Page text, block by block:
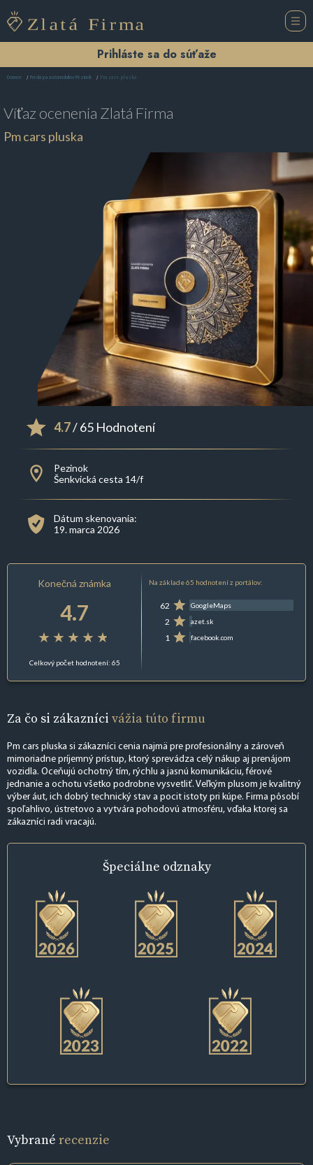
Prihláste sa do súťaže
Domov Predajca automobilov Pezinok Pm cars pluska
Víťaz ocenenia Zlatá Firma
Pm cars pluska
4.7/ 65 Hodnotení
Pezinok
Šenkvická cesta 14/f
Dátum skenovania:
19. marca 2026
Konečná známka
4.7
Celkový počet hodnotení: 65
Na základe 65 hodnotení z portálov:
62 GoogleMaps
2 azet.sk
1 facebook.com
Za čo si zákazníci vážia túto firmu
Pm cars pluska si zákazníci cenia najmä pre profesionálny a zároveň
mimoriadne príjemný prístup, ktorý sprevádza celý nákup aj prenájom
vozidla. Oceňujú ochotný tím, rýchlu a jasnú komunikáciu, férové
jednanie a ochotu všetko podrobne vysvetliť. Veľkým plusom je kvalitný
výber áut, ich dobrý technický stav a pocit istoty pri kúpe. Firma pôsobí
spoľahlivo, ústretovo a vytvára pohodovú atmosféru, vďaka ktorej sa
zákazníci radi vracajú.
Špeciálne odznaky
Vybrané recenzie